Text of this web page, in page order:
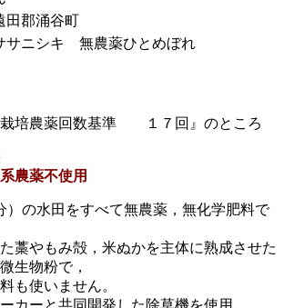
田郡涌谷町
サニシキ 無農薬ひとめぼれ
栽培農薬回数基準 １７回』のところ
農薬不使用
）の水田をすべて無農薬，無化学肥料で
藁やもみ殻，米ぬかを主体に熟成させた
生物粉で，
も使いません。
カーと共同開発した除草機を使用。